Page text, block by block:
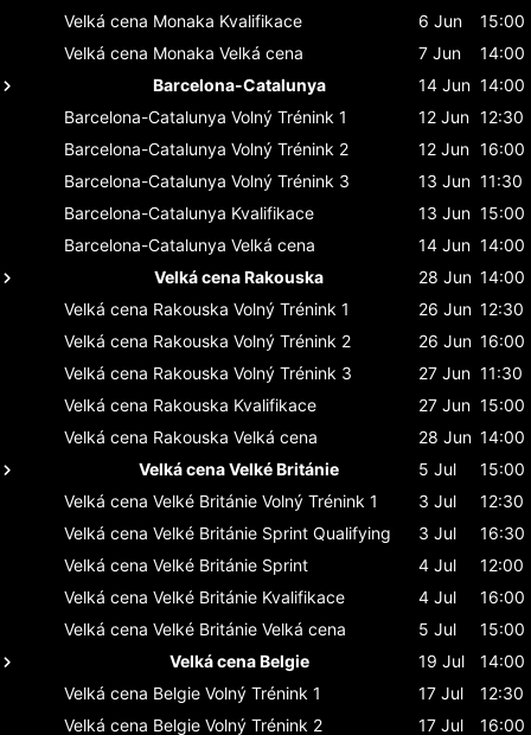
Velká cena Monaka Kvalifikace 6 Jun
15:00
Velká cena Monaka Velká cena 7 Jun
14:00
Barcelona-Catalunya
14 Jun 14:00
Barcelona-Catalunya Volný Trénink 1 12 Jun 12:30
Barcelona-Catalunya Volný Trénink 2 12 Jun 16:00
Barcelona-Catalunya Volný Trénink 3 13 Jun 11:30
Barcelona-Catalunya Kvalifikace 13 Jun 15:00
Barcelona-Catalunya Velká cena 14 Jun 14:00
Velká cena Rakouska
28 Jun 14:00
Velká cena Rakouska Volný Trénink 1 26 Jun 12:30
Velká cena Rakouska Volný Trénink 2 26 Jun 16:00
Velká cena Rakouska Volný Trénink 3 27 Jun 11:30
Velká cena Rakouska Kvalifikace 27 Jun 15:00
Velká cena Rakouska Velká cena 28 Jun 14:00
Velká cena Velké Británie
5 Jul
15:00
Velká cena Velké Británie Volný Trénink 1 3 Jul
12:30
Velká cena Velké Británie Sprint Qualifying 3 Jul
16:30
Velká cena Velké Británie Sprint 4 Jul
12:00
Velká cena Velké Británie Kvalifikace 4 Jul
16:00
Velká cena Velké Británie Velká cena 5 Jul
15:00
Velká cena Belgie
19 Jul
14:00
Velká cena Belgie Volný Trénink 1 17 Jul
12:30
Velká cena Belgie Volný Trénink 2 17 Jul 16:00